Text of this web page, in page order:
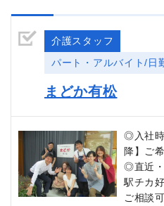
介護スタッフ
パート・アルバイト/日
まどか有松
◎入社
降】ご
◎直近・
駅チカ
ご相談